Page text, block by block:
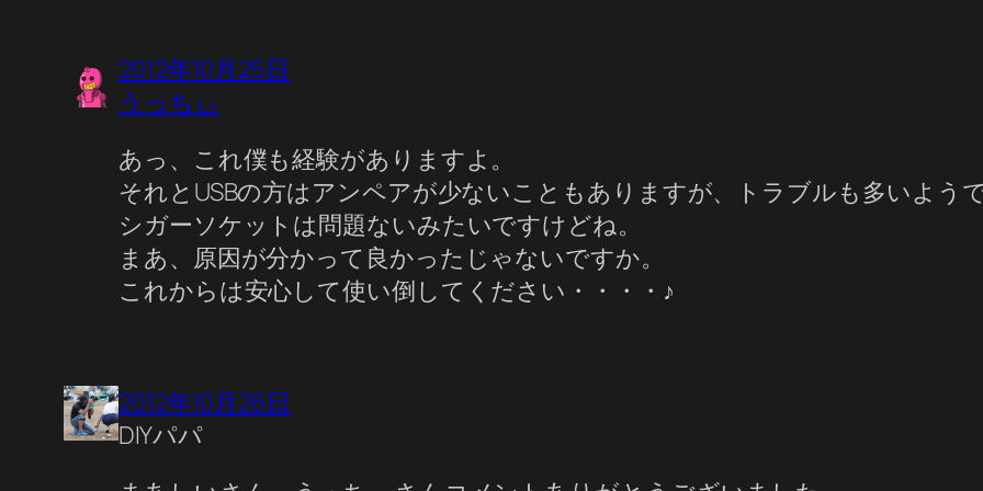
2012年10月25日
うっちぃ
あっ、これ僕も経験がありますよ。
それとUSBの方はアンペアが少ないこともありますが、トラブルも多いよう
シガーソケットは問題ないみたいですけどね。
まあ、原因が分かって良かったじゃないですか。
これからは安心して使い倒してください・・・・♪
2012年10月26日
DIYパパ